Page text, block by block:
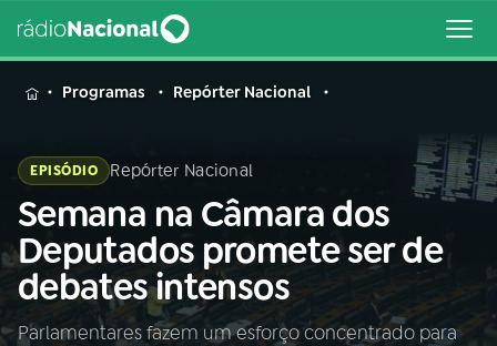
MENU
Buscar
na
Rádio
Nacional
Buscar
AO VIVO
Programas Repórter Nacional
EPISÓDIO Repórter Nacional
Semana na Câmara dos
Deputados promete ser de
debates intensos
Parlamentares fazem um esforço concentrado para